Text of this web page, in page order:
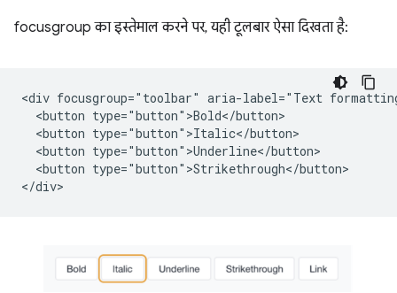
focusgroup का इस्तेमाल करने पर, यही टूलबार ऐसा दिखता है:
<div focusgroup="toolbar" aria-label="Text
  <button type="button">Bold</button>
  <button type="button">Italic</button>
  <button type="button">Underline</button>
  <button type="button">Strikethrough</button>